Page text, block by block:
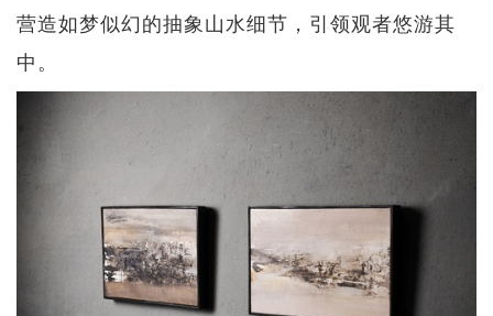
营造如梦似幻的抽象山水细节，引领观者悠游其
中。